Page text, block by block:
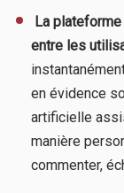
La
entre les
en évidence
artificielle
manière
commenter,